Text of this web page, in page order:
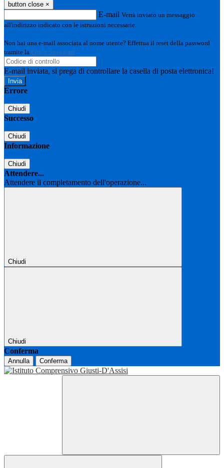
button close ×
E-mail Verrà inviato un messaggio
all'indirizzo indicato con le istruzioni necessarie.
Non hai una e-mail associata al nome utente? Effettua il reset della password
tramite la Login Spaggiari
E-mail inviata, si prega di controllare la casella di posta elettronica!
Errore
Chiudi
Successo
Chiudi
Informazione
Chiudi
Attendere...
Attendere il completamento dell'operazione...
Chiudi
Chiudi
Conferma
Annulla Conferma